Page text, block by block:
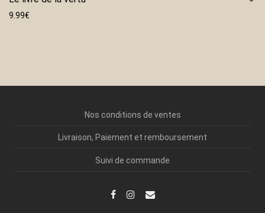
9.99€
Nos conditions de ventes
Livraison, Paiement et remboursement
Suivi de commande